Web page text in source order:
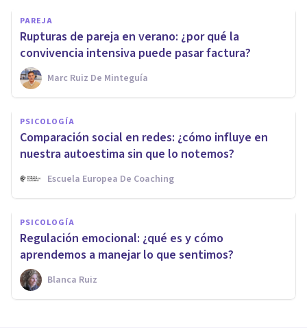
PAREJA
Rupturas de pareja en verano: ¿por qué la
convivencia intensiva puede pasar factura?
Marc Ruiz De Minteguía
PSICOLOGÍA
Comparación social en redes: ¿cómo influye en
nuestra autoestima sin que lo notemos?
Escuela Europea De Coaching
PSICOLOGÍA
Regulación emocional: ¿qué es y cómo
aprendemos a manejar lo que sentimos?
Blanca Ruiz